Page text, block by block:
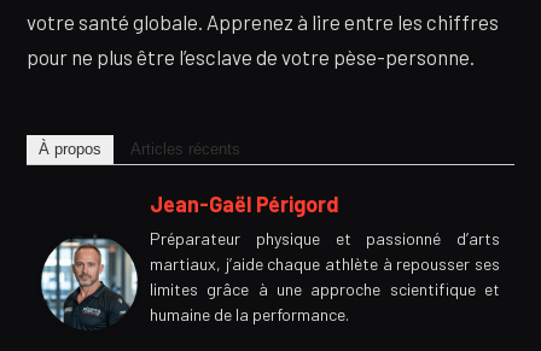
votre santé globale. Apprenez à lire entre les chiffres
pour ne plus être l’esclave de votre pèse-personne.
À propos Articles récents
Jean-Gaël Périgord
Préparateur physique et passionné d’arts
martiaux, j’aide chaque athlète à repousser ses
limites grâce à une approche scientifique et
humaine de la performance.